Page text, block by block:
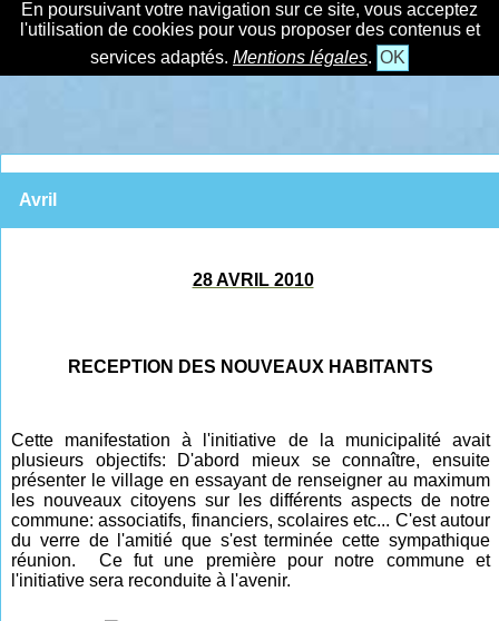
En poursuivant votre navigation sur ce site, vous acceptez
l'utilisation de cookies pour vous proposer des contenus et
services adaptés. Mentions légales. OK
Avril
28 AVRIL 2010
RECEPTION DES NOUVEAUX HABITANTS
Cette manifestation à l'initiative de la municipalité avait
plusieurs objectifs: D'abord mieux se connaître, ensuite
présenter le village en essayant de renseigner au maximum
les nouveaux citoyens sur les différents aspects de notre
commune: associatifs, financiers, scolaires etc... C'est autour
du verre de l'amitié que s'est terminée cette sympathique
réunion. Ce fut une première pour notre commune et
l'initiative sera reconduite à l'avenir.